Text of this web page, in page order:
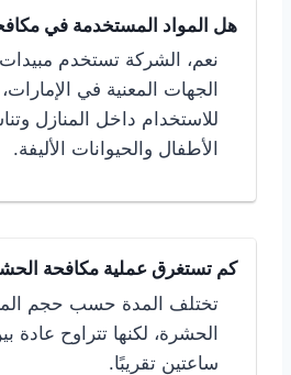
هل المواد المستخدمة في
نعم، الشركة تستخدم
الجهات المعنية في
للاستخدام داخل المنازل
الأطفال والحيوانات الأليفة.
كم تستغرق عملية مكافحة
تختلف المدة حسب حجم
ساعتين تقريبًا.